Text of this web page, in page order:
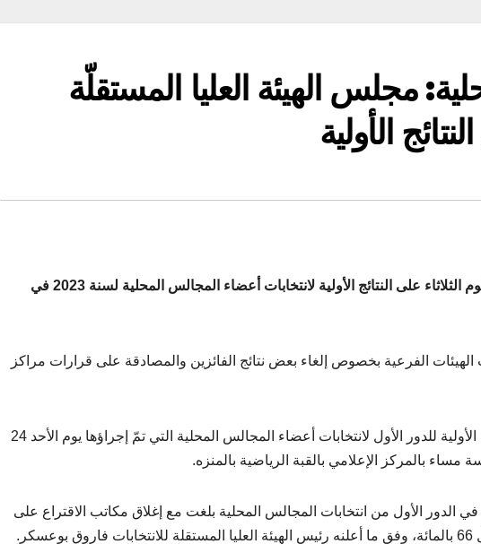
مجلس الهيئة العليا المستقلّة
الأولية
صادق مجلس الهيئة العليا المستقلّة للانتخابات اليوم الثلاثاء على النتائج الأولية لانتخابات أعضاء المجالس المحلية لسنة 2023 في
الفرعية بخصوص إلغاء بعض نتائج الفائزين والمصادقة على قرارات مراكز
وتعلن الهيئة العليا المستقلة للانتخابات عن النتائج الأولية للدور الأول لانتخابات أعضاء المجالس المحلية التي تمّ إجراؤها يوم الأحد 24
مساء بالمركز الإعلامي بالقبة الرياضية بالمنزه.
الدور الأول من انتخابات المجالس المحلية بلغت مع إغلاق مكاتب الاقتراع على